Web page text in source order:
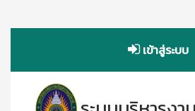
เข้าสู่ระบบ